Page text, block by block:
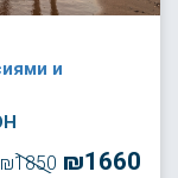
и
₪1850 ₪1660